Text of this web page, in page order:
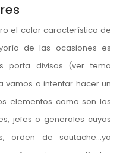
el color característico de
de las ocasiones es
porta divisas (ver tema
vamos a intentar hacer un
elementos como son los
jefes o generales cuyas
orden de soutache…ya